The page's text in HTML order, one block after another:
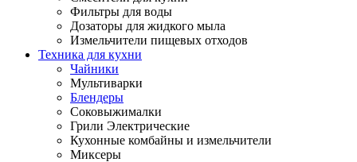
Фильтры для воды
Дозаторы для жидкого мыла
Измельчители пищевых отходов
Техника для кухни
Чайники
Мультиварки
Блендеры
Соковыжималки
Грили Электрические
Кухонные комбайны и измельчители
Миксеры